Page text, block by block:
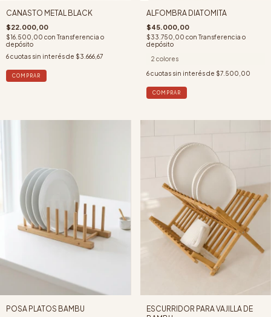
CANASTO METAL BLACK
$22.000,00
$16.500,00 con Transferencia o
depósito
6cuotas sin interés de $3.666,67
ALFOMBRA DIATOMITA
$45.000,00
$33.750,00 con Transferencia o
depósito
2 colores
6 cuotas sin interés de $7.500,00
COMPRAR
POSA PLATOS BAMBU
ESCURRIDOR PARA VAJILLA DE